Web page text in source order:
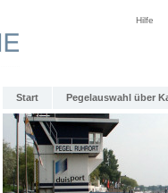
Hilfe
Start Pegelauswahl über